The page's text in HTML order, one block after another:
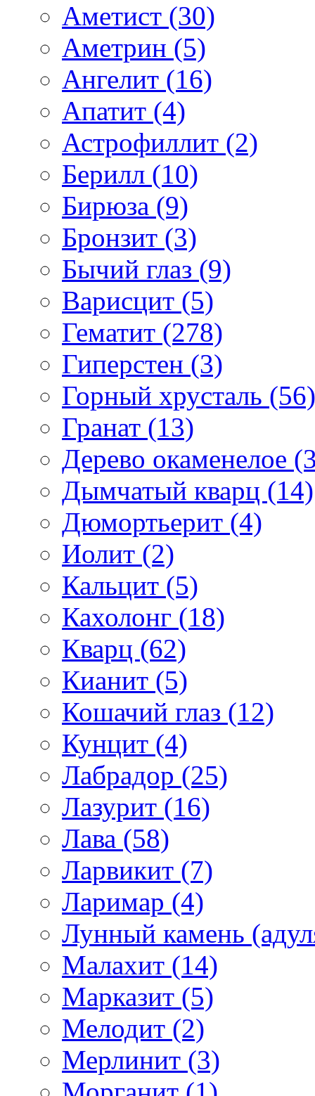
Аметист (30)
Аметрин (5)
Ангелит (16)
Апатит (4)
Астрофиллит (2)
Берилл (10)
Бирюза (9)
Бронзит (3)
Бычий глаз (9)
Варисцит (5)
Гематит (278)
Гиперстен (3)
Горный хрусталь (56)
Гранат (13)
Дерево окаменелое
Дымчатый кварц (14)
Дюмортьерит (4)
Иолит (2)
Кальцит (5)
Кахолонг (18)
Кварц (62)
Кианит (5)
Кошачий глаз (12)
Кунцит (4)
Лабрадор (25)
Лазурит (16)
Лава (58)
Ларвикит (7)
Ларимар (4)
Лунный камень
Малахит (14)
Марказит (5)
Мелодит (2)
Мерлинит (3)